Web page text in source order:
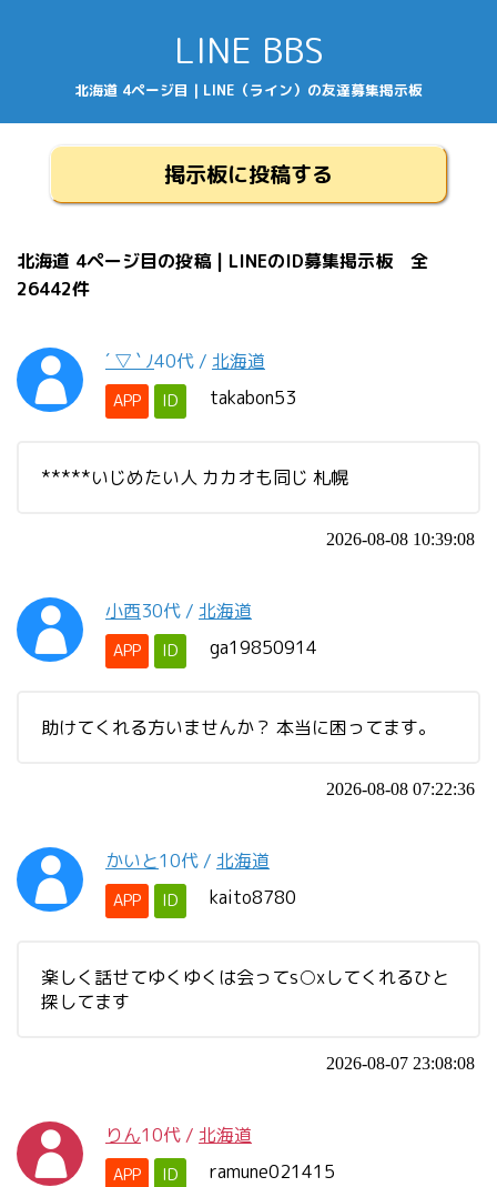
LINE BBS
北海道 4ページ目 | LINE（ライン）の友達募集掲示板
掲示板に投稿する
北海道 4ページ目の投稿 | LINEのID募集掲示板 全
26442件
´ ▽ ` ﾉ40代 / 北海道
APP ID takabon53
*****いじめたい人 カカオも同じ 札幌
2026-08-08 10:39:08
小西30代 / 北海道
APP ID ga19850914
助けてくれる方いませんか？ 本当に困ってます。
2026-08-08 07:22:36
かいと10代 / 北海道
APP ID kaito8780
楽しく話せてゆくゆくは会ってs○xしてくれるひと
探してます
2026-08-07 23:08:08
りん10代 / 北海道
APP ID ramune021415